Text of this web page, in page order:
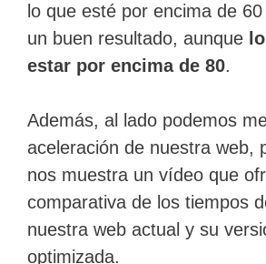
lo que esté por encima de
un buen resultado, aunque
estar por encima de 80.
Además, al lado podemos
aceleración de nuestra web,
nos muestra un vídeo que
comparativa de los tiempos
nuestra web actual y su
optimizada.